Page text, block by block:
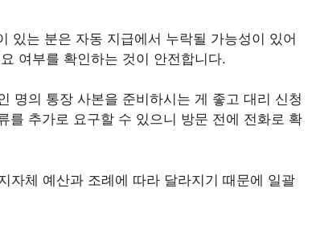
있는 분은 자동 지급에서 누락될 가능성이 있어
여부를 확인하는 것이 안전합니다.
명의 통장 사본을 준비하시는 게 좋고 대리 신청
를 추가로 요구할 수 있으니 방문 전에 전화로 확
자체 예산과 조례에 따라 달라지기 때문에 일괄